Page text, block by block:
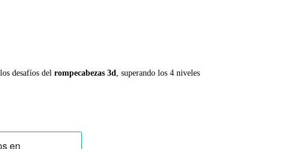
desafíos del rompecabezas 3d, superando los 4 niveles